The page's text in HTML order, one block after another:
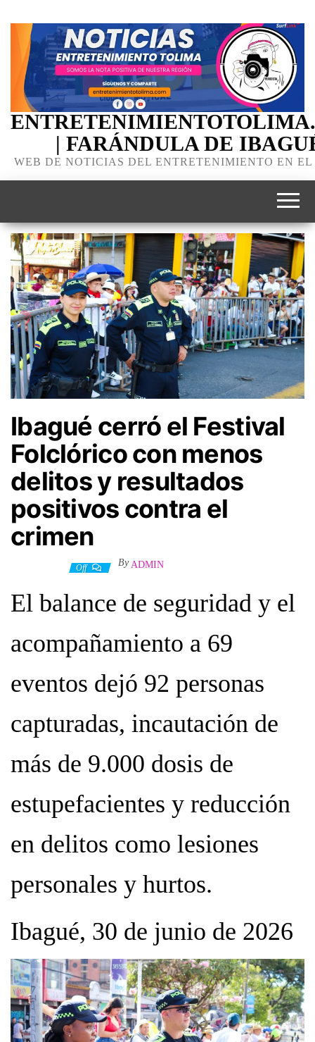
| FARÁNDULA DE
WEB DE NOTICIAS DEL ENTRETENIMIENTO EN
Ibagué cerró el Festival
Folclórico con menos
delitos y resultados
positivos contra el
crimen
Off By ADMIN
El balance de seguridad y el
acompañamiento a 69
eventos dejó 92 personas
capturadas, incautación de
más de 9.000 dosis de
estupefacientes y reducción
en delitos como lesiones
personales y hurtos.
Ibagué, 30 de junio de 2026